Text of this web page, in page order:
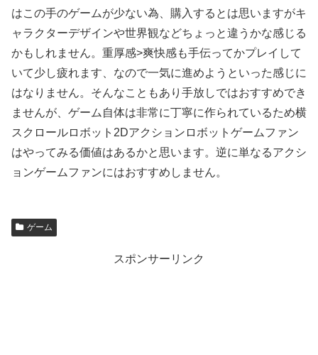
はこの手のゲームが少ない為、購入するとは思いますがキ
ャラクターデザインや世界観などちょっと違うかな感じる
かもしれません。重厚感>爽快感も手伝ってかプレイして
いて少し疲れます、なので一気に進めようといった感じに
はなりません。そんなこともあり手放しではおすすめでき
ませんが、ゲーム自体は非常に丁寧に作られているため横
スクロールロボット2Dアクションロボットゲームファン
はやってみる価値はあるかと思います。逆に単なるアクシ
ョンゲームファンにはおすすめしません。
ゲーム
スポンサーリンク